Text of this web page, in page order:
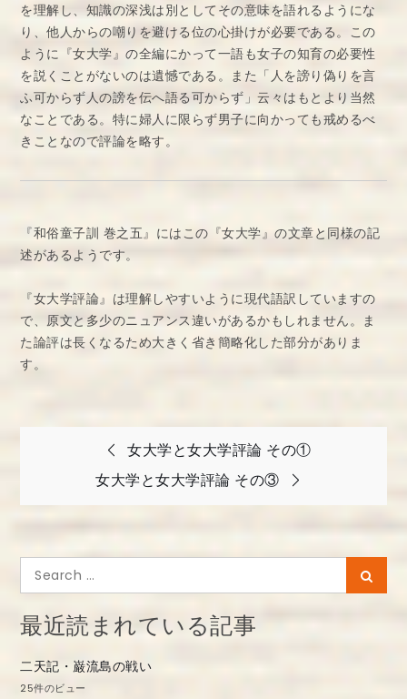
を理解し、知識の深浅は別としてその意味を語れるようにな
り、他人からの嘲りを避ける位の心掛けが必要である。この
ように『女大学』の全編にかって一語も女子の知育の必要性
を説くことがないのは遺憾である。また「人を謗り偽りを言
ふ可からず人の謗を伝へ語る可からず」云々はもとより当然
なことである。特に婦人に限らず男子に向かっても戒めるべ
きことなので評論を略す。
『和俗童子訓 巻之五』にはこの『女大学』の文章と同様の記
述があるようです。
『女大学評論』は理解しやすいように現代語訳していますの
で、原文と多少のニュアンス違いがあるかもしれません。ま
た論評は長くなるため大きく省き簡略化した部分がありま
す。
ナ
ビ
ゲ
ー
シ
ョ
ン
女大学と女大学評論 その①
女大学と女大学評論 その③
Search
for:
最近読まれている記事
二天記・巌流島の戦い
25件のビュー